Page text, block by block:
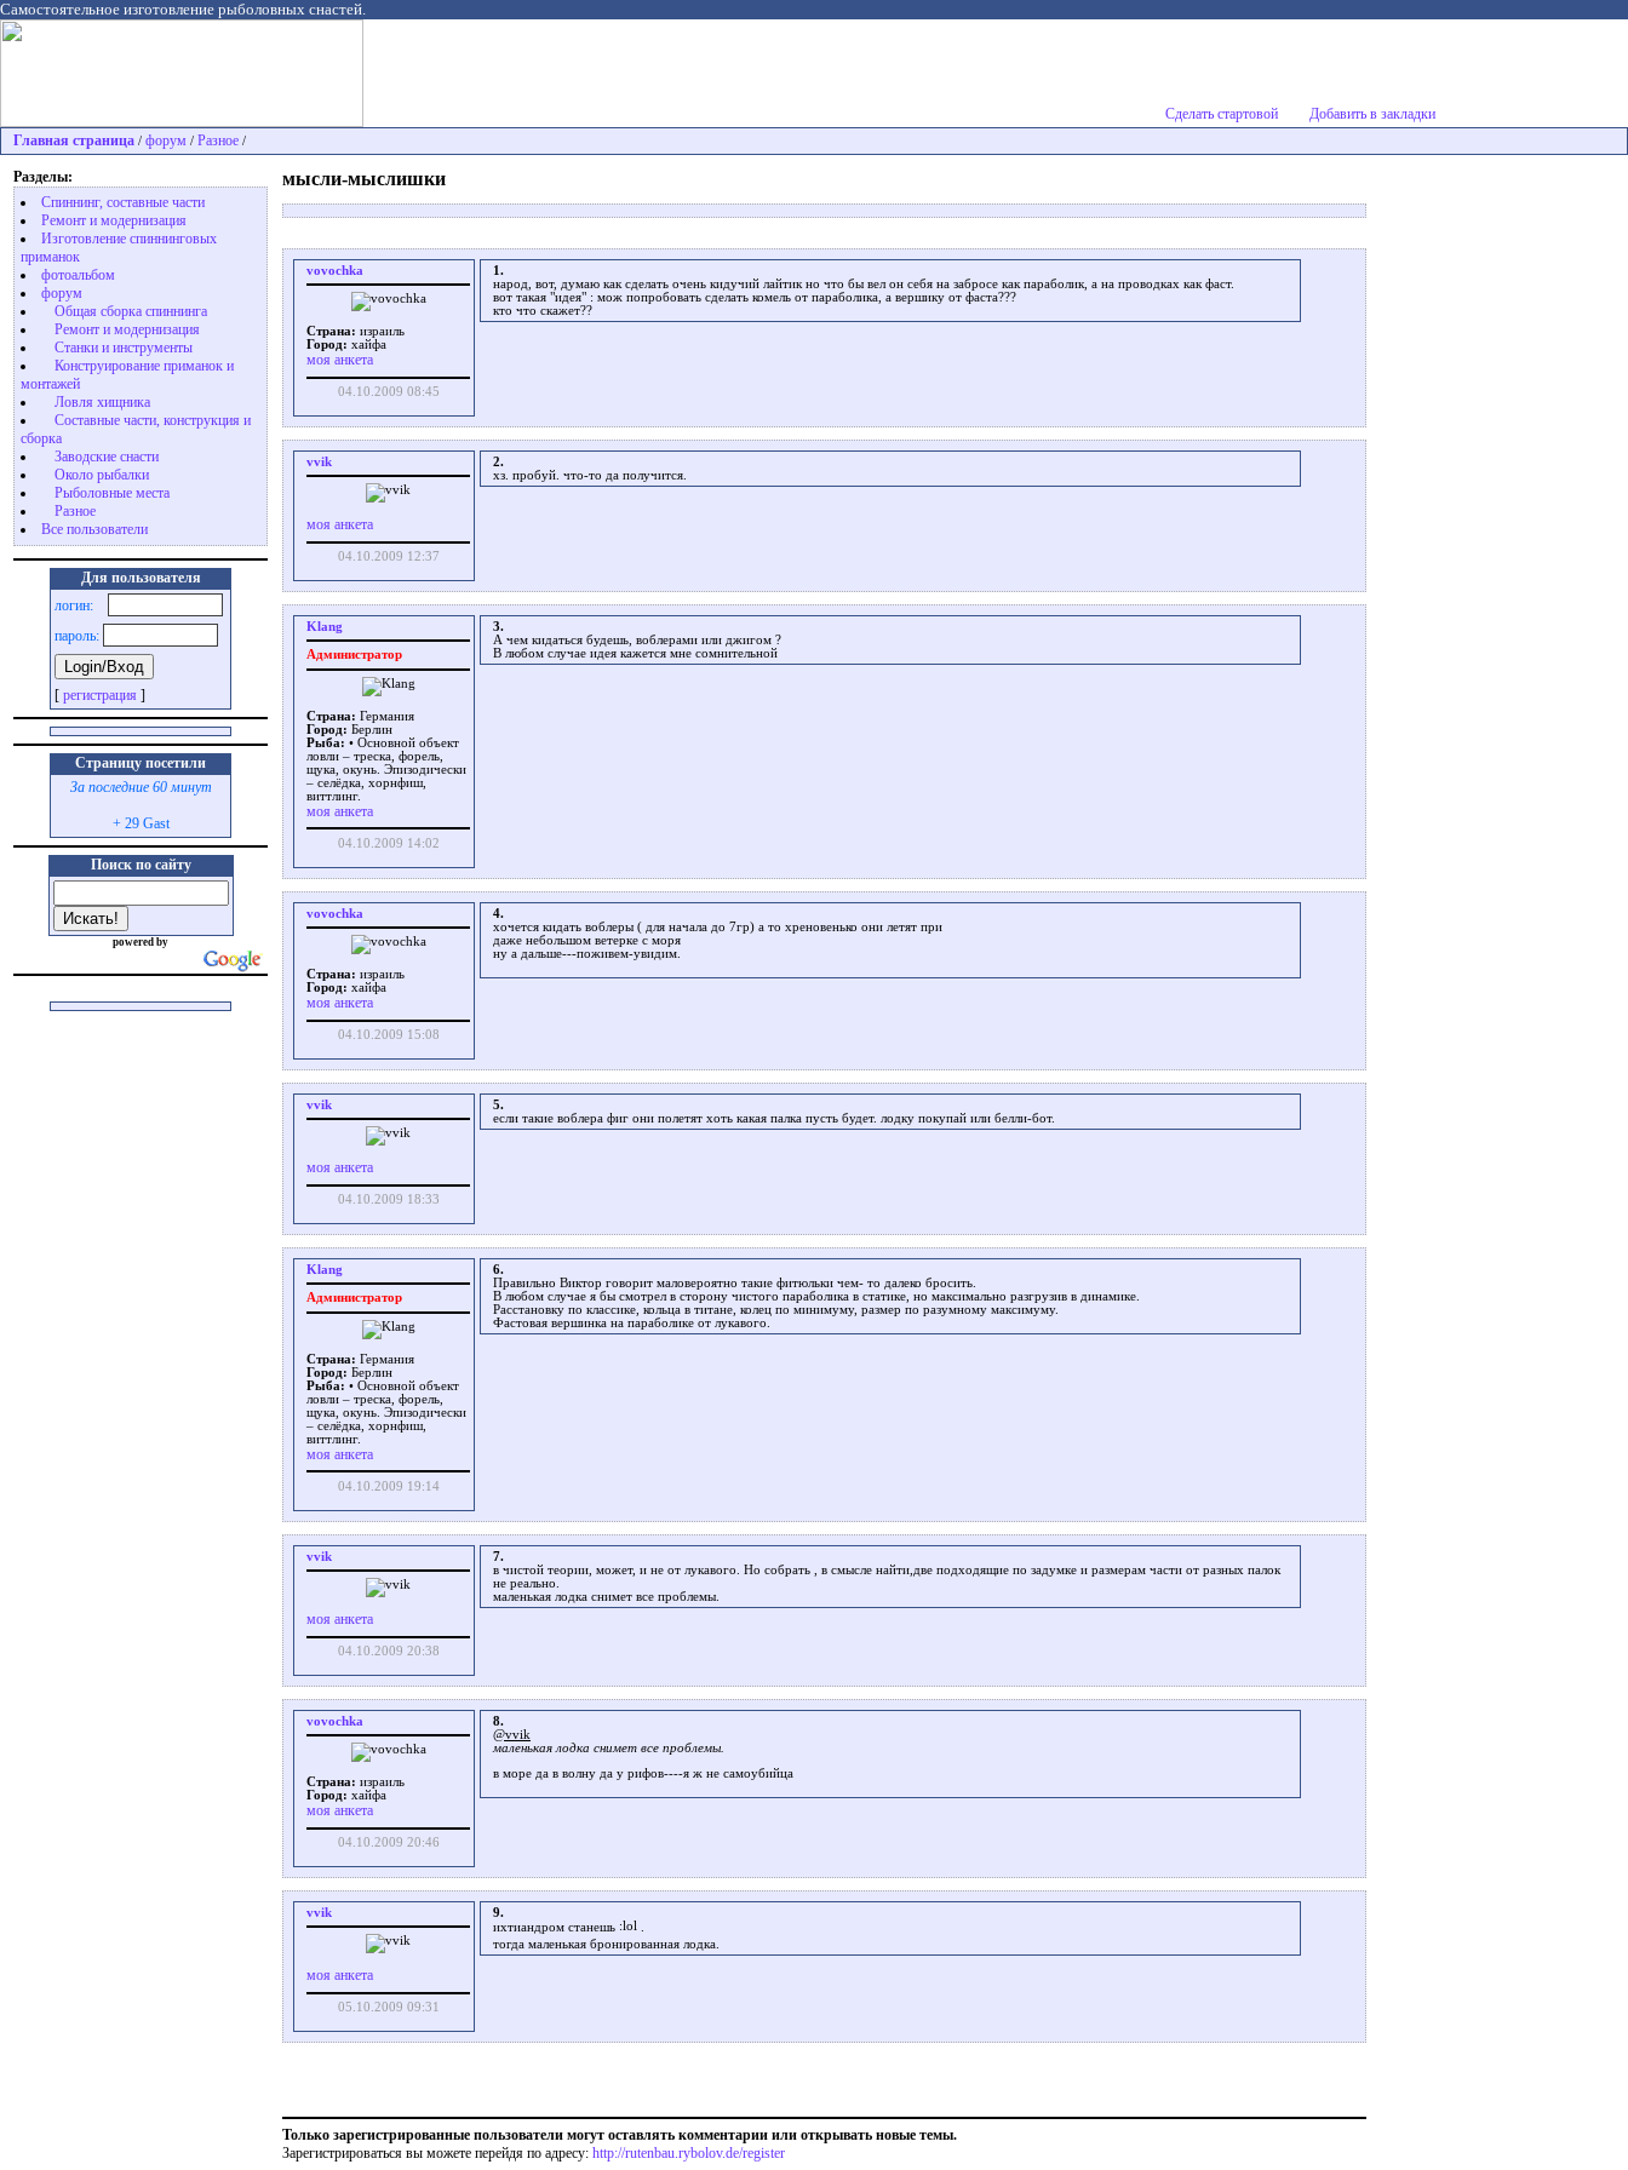
Самостоятельное изготовление рыболовных снастей.
Сделать стартовой
Добавить в закладки
Главная страница / форум / Разное /
Разделы:
Спиннинг, составные части
Ремонт и модернизация
Изготовление спиннинговых
приманок
фотоальбом
форум
Общая сборка спиннинга
Ремонт и модернизация
Станки и инструменты
Конструирование приманок и
монтажей
Ловля хищника
Cоставные части, конструкция и
сборка
Заводские снасти
Около рыбалки
Рыболовные места
Разное
Все пользователи
Для пользователя
логин:
пароль:
[ регистрация ]
Страницу посетили
За последние 60 минут
+ 29 Gast
Поиск по сайту
powered by
мысли-мыслишки
vovochka
Страна: израиль
Город: хайфа
моя анкета
04.10.2009 08:45
1.
народ, вот, думаю как сделать очень кидучий лайтик но что бы вел он себя на забросе как параболик, а на проводках как фаст.
вот такая "идея" : мож попробовать сделать комель от параболика, а вершику от фаста???
кто что скажет??
vvik
моя анкета
04.10.2009 12:37
2.
хз. пробуй. что-то да получится.
Klang
Администратор
Страна: Германия
Город: Берлин
Рыба: • Основной объект
ловли – треска, форель,
щука, окунь. Эпизодически
– селёдка, хорнфиш,
виттлинг.
моя анкета
04.10.2009 14:02
3.
А чем кидаться будешь, воблерами или джигом ?
В любом случае идея кажется мне сомнительной
vovochka
Страна: израиль
Город: хайфа
моя анкета
04.10.2009 15:08
4.
хочется кидать воблеры ( для начала до 7гр) а то хреновенько они летят при
даже небольшом ветерке с моря
ну а дальше---поживем-увидим.
vvik
моя анкета
04.10.2009 18:33
5.
если такие воблера фиг они полетят хоть какая палка пусть будет. лодку покупай или белли-бот.
Klang
Администратор
Страна: Германия
Город: Берлин
Рыба: • Основной объект
ловли – треска, форель,
щука, окунь. Эпизодически
– селёдка, хорнфиш,
виттлинг.
моя анкета
04.10.2009 19:14
6.
Правильно Виктор говорит маловероятно такие фитюльки чем- то далеко бросить.
В любом случае я бы смотрел в сторону чистого параболика в статике, но максимально разгрузив в динамике.
Расстановку по классике, кольца в титане, колец по минимуму, размер по разумному максимуму.
Фастовая вершинка на параболике от лукавого.
vvik
моя анкета
04.10.2009 20:38
7.
в чистой теории, может, и не от лукавого. Но собрать , в смысле найти,две подходящие по задумке и размерам части от разных палок
не реально.
маленькая лодка снимет все проблемы.
vovochka
Страна: израиль
Город: хайфа
моя анкета
04.10.2009 20:46
8.
@vvik
маленькая лодка снимет все проблемы.
в море да в волну да у рифов----я ж не самоубийца
vvik
моя анкета
05.10.2009 09:31
9.
ихтиандром станешь
тогда маленькая бронированная лодка.
Только зарегистрированные пользователи могут оставлять комментарии или открывать новые темы.
Зарегистрироваться вы можете перейдя по адресу: http://rutenbau.rybolov.de/register